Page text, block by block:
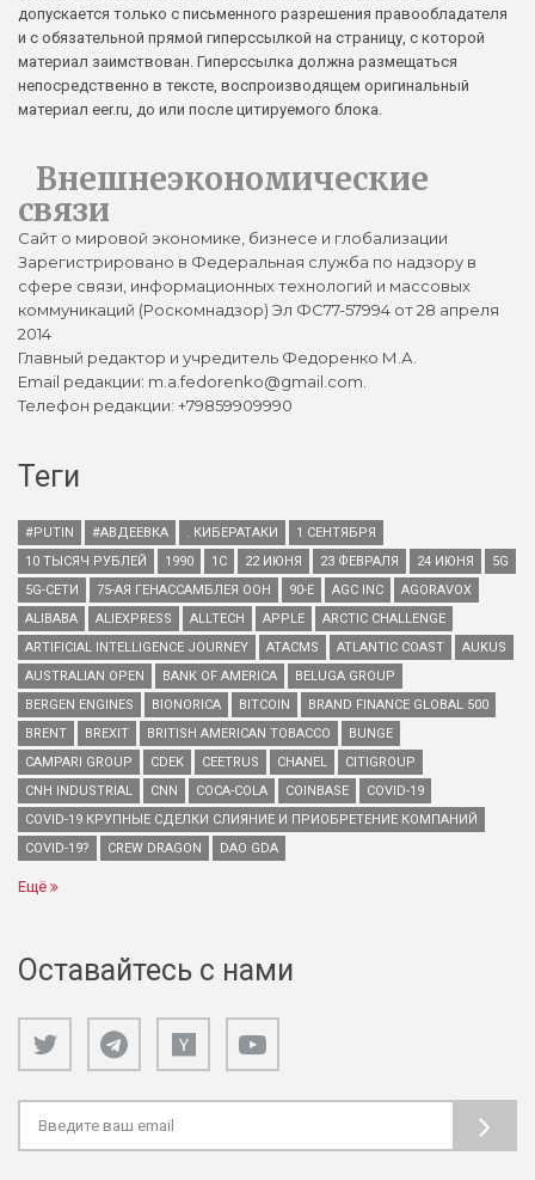
допускается только с письменного разрешения правообладателя
и с обязательной прямой гиперссылкой на страницу, с которой
материал заимствован. Гиперссылка должна размещаться
непосредственно в тексте, воспроизводящем оригинальный
материал eer.ru, до или после цитируемого блока.
Внешнеэкономические
связи
Сайт о мировой экономике, бизнесе и глобализации
Зарегистрировано в Федеральная служба по надзору в
сфере связи, информационных технологий и массовых
коммуникаций (Роскомнадзор) Эл ФС77-57994 от 28 апреля
2014
Главный редактор и учредитель Федоренко М.А.
Email редакции: m.a.fedorenko@gmail.com.
Телефон редакции: +79859909990
Теги
#PUTIN #АВДЕЕВКА . КИБЕРАТАКИ
1 СЕНТЯБРЯ
10 ТЫСЯЧ РУБЛЕЙ
1990 1С 22 ИЮНЯ 23 ФЕВРАЛЯ 24 ИЮНЯ
5G
5G-СЕТИ
75-АЯ ГЕНАССАМБЛЕЯ ООН 90-Е AGC INC
AGORAVOX
ALIBABA
ALIEXPRESS ALLTECH APPLE
ARCTIC CHALLENGE
ARTIFICIAL INTELLIGENCE JOURNEY
ATACMS ATLANTIC COAST
AUKUS
AUSTRALIAN OPEN
BANK OF AMERICA
BELUGA GROUP
BERGEN ENGINES
BIONORICA BITCOIN
BRAND FINANCE GLOBAL 500
BRENT
BREXIT BRITISH AMERICAN TOBACCO
BUNGE
CAMPARI GROUP
CDEK CEETRUS CHANEL
CITIGROUP
CNH INDUSTRIAL
CNN COCA-COLA COINBASE
COVID-19
COVID-19 КРУПНЫЕ СДЕЛКИ СЛИЯНИЕ И ПРИОБРЕТЕНИЕ КОМПАНИЙ
COVID-19?
CREW DRAGON DAO GDA
Ещё
Оставайтесь с нами